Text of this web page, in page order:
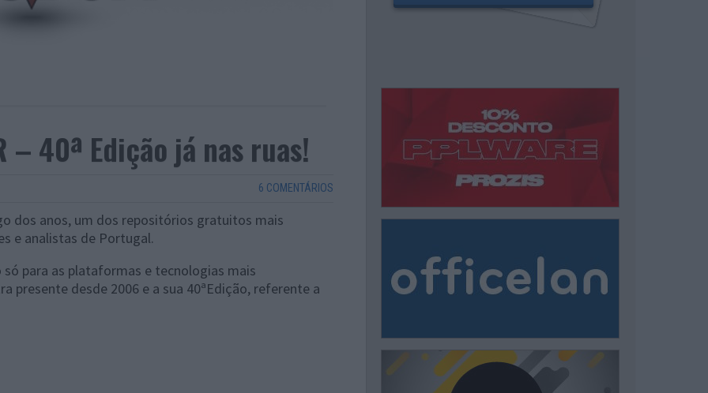
– 40ª Edição já nas ruas!
6 COMENTÁRIOS
dos anos, um dos repositórios gratuitos mais
e analistas de Portugal.
para as plataformas e tecnologias mais
presente desde 2006 e a sua 40ªEdição, referente a